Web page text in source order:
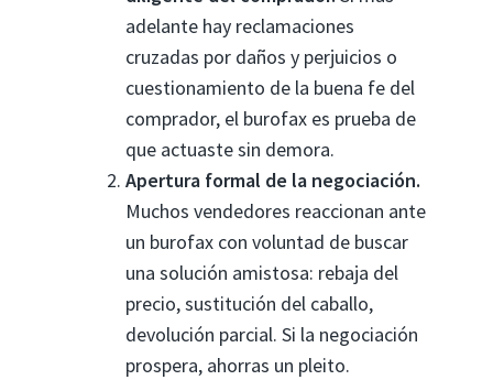
adelante hay reclamaciones
cruzadas por daños y perjuicios o
cuestionamiento de la buena fe del
comprador, el burofax es prueba de
que actuaste sin demora.
Apertura formal de la negociación.
Muchos vendedores reaccionan ante
un burofax con voluntad de buscar
una solución amistosa: rebaja del
precio, sustitución del caballo,
devolución parcial. Si la negociación
prospera, ahorras un pleito.